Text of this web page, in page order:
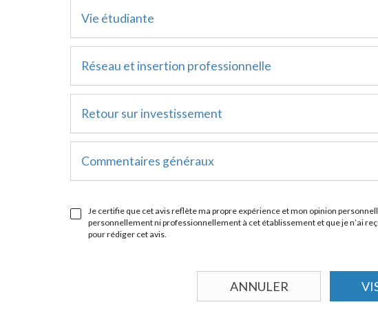
Vie étudiante
Réseau et insertion professionnelle
Retour sur investissement
Commentaires généraux
Je certifie que cet avis reflète ma propre expérience et mon opinion
personnellement ni professionnellement à cet établissement et que je n’ai
pour rédiger cet avis.
ANNULER